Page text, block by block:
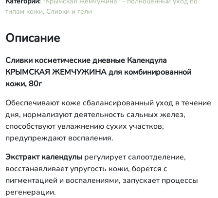
типам кожи, Сливки и гели
Описание
Сливки косметические дневные Календула
КРЫМСКАЯ ЖЕМЧУЖИНА для комбинированной
кожи, 80г
Обеспечивают коже сбалансированный уход в течение
дня, нормализуют деятельность сальных желез,
способствуют увлажнению сухих участков,
предупреждают воспаления.
Экстракт календулырегулирует салоотделение,
восстанавливает упругость кожи, борется с
пигментацией и воспалениями, запускает процессы
регенерации.